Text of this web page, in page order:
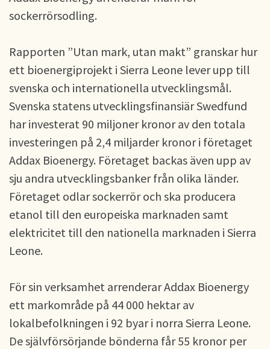
sockerrörsodling.
Rapporten ”Utan mark, utan makt” granskar hur
ett bioenergiprojekt i Sierra Leone lever upp till
svenska och internationella utvecklingsmål.
Svenska statens utvecklingsfinansiär Swedfund
har investerat 90 miljoner kronor av den totala
investeringen på 2,4 miljarder kronor i företaget
Addax Bioenergy. Företaget backas även upp av
sju andra utvecklingsbanker från olika länder.
Företaget odlar sockerrör och ska producera
etanol till den europeiska marknaden samt
elektricitet till den nationella marknaden i Sierra
Leone.
För sin verksamhet arrenderar Addax Bioenergy
ett markområde på 44 000 hektar av
lokalbefolkningen i 92 byar i norra Sierra Leone.
De självförsörjande bönderna får 55 kronor per